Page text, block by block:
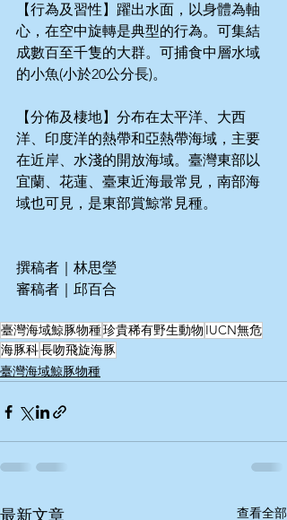
【行為及習性】躍出水面，以身體為軸
心，在空中旋轉是典型的行為。可集結
成數百至千隻的大群。可捕食中層水域
的小魚(小於20公分長)。
【分佈及棲地】分布在太平洋、大西
洋、印度洋的熱帶和亞熱帶海域，主要
在近岸、水淺的開放海域。臺灣東部以
宜蘭、花蓮、臺東近海最常見，南部海
域也可見，是東部賞鯨常見種。
撰稿者｜林思瑩
審稿者｜邱百合
臺灣海域鯨豚物種珍貴稀有野生動物 IUCN無危
海豚科長吻飛旋海豚
臺灣海域鯨豚物種
最新文章 查看全部